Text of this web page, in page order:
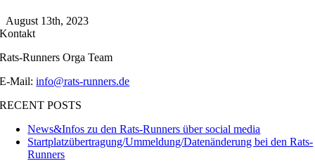
August 13th, 2023
Kontakt
Rats-Runners Orga Team
E-Mail:info@rats-runners.de
RECENT POSTS
News&Infos zu den Rats-Runners über social media
Startplatzübertragung/Ummeldung/Datenänderung bei den Rats-
Runners